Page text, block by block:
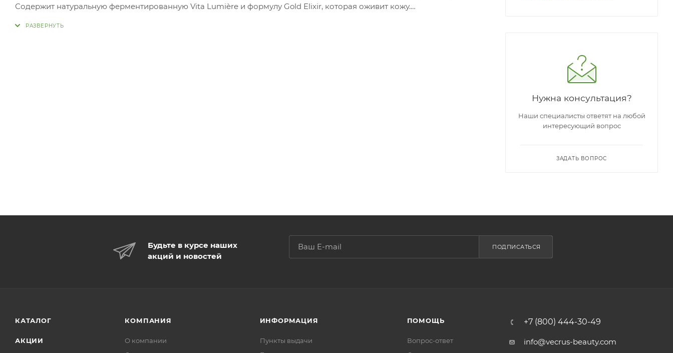
Содержит натуральную ферментированную Vita Lumière и формулу Gold Elixir, которая оживит кожу.
Нужна консультация?
Наши специалисты ответят на любой
интересующий вопрос
ЗАДАТЬ ВОПРОС
Будьте в курсе наших
акций и новостей
ПОДПИСАТЬСЯ
КАТАЛОГ
АКЦИИ
КОМПАНИЯ
О компании
ИНФОРМАЦИЯ
Пункты выдачи
ПОМОЩЬ
Вопрос-ответ
+7 (800) 444-30-49
info@vecrus-beauty.com